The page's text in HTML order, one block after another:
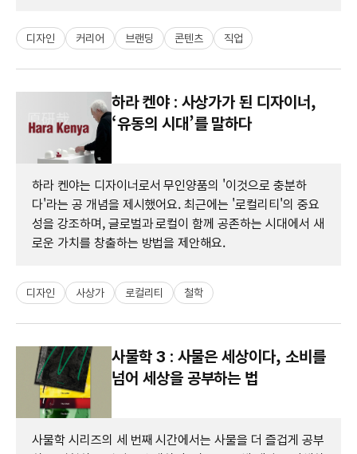
디자인 커리어 브랜딩 콘텐츠 직업
하라 켄야 : 사상가가 된 디자이너,
‘유동의 시대’를 말하다
하라 켄야는 디자이너로서 무인양품의 '이것으로 충분하
다'라는 공 개념을 제시했어요. 최근에는 '로컬리티'의 중요
성을 강조하며, 글로벌과 로컬이 함께 공존하는 시대에서 새
로운 가치를 창출하는 방법을 제안해요.
디자인 사상가 로컬리티 철학
사물학 3 : 사물은 세상이다, 소비를
넘어 세상을 공부하는 법
사물학 시리즈의 세 번째 시간에서는 사물을 더 즐겁게 공부